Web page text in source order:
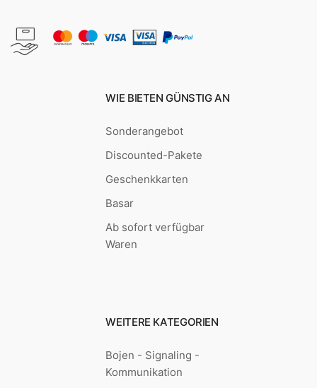
WIE BIETEN GÜNSTIG AN
Sonderangebot
Discounted-Pakete
Geschenkkarten
Basar
Ab sofort verfügbar
Waren
WEITERE KATEGORIEN
Bojen - Signaling -
Kommunikation